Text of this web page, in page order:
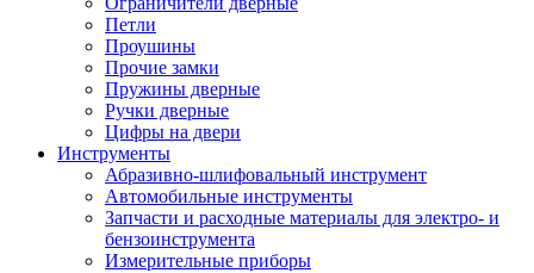
Петли
Проушины
Прочие замки
Пружины дверные
Ручки дверные
Цифры на двери
Инструменты
Абразивно-шлифовальный инструмент
Автомобильные инструменты
Запчасти и расходные материалы для электро- и
бензоинструмента
Измерительные приборы